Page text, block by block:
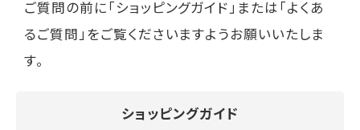
ご質問の前に「ショッピングガイド」または「よくあ
るご質問」をご覧くださいますようお願いいたしま
す。
ショッピングガイド